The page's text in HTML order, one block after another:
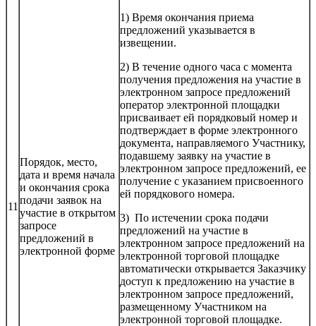
11
Порядок, место,
дата и время начала
и окончания срока
подачи заявок на
участие в открытом
запросе
предложений в
электронной форме
1) Время окончания приема
предложений указывается в
извещении.
2) В течение одного часа с момента
получения предложения на участие в
электронном запросе предложений
оператор электронной площадки
присваивает ей порядковый номер и
подтверждает в форме электронного
документа, направляемого Участнику,
подавшему заявку на участие в
электронном запросе предложений, ее
получение с указанием присвоенного
ей порядкового номера.
3) По истечении срока подачи
предложений на участие в
электронном запросе предложений на
электронной торговой площадке
автоматически открывается Заказчику
доступ к предложению на участие в
электронном запросе предложений,
размещенному Участником на
электронной торговой площадке.